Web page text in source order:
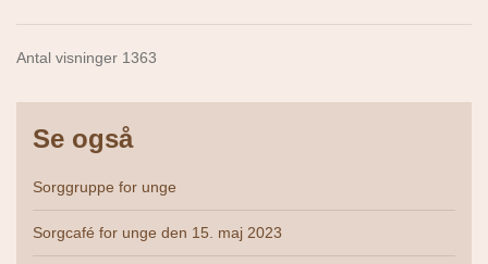
Antal visninger 1363
Se også
Sorggruppe for unge
Sorgcafé for unge den 15. maj 2023